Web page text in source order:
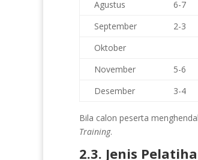
Agustus
6-7
September
2-3
Oktober
November
5-6
Desember
3-4
Bila calon peserta
Training.
2.3. Jenis